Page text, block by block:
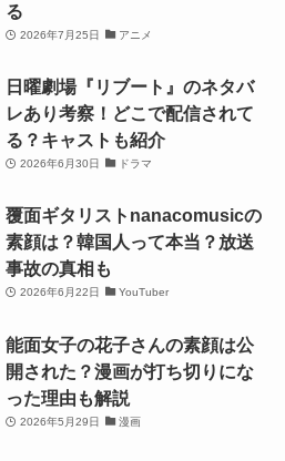
る
2026年7月25日 アニメ
日曜劇場『リブート』のネタバ
レあり考察！どこで配信されて
る？キャストも紹介
2026年6月30日 ドラマ
覆面ギタリストnanacomusicの
素顔は？韓国人って本当？放送
事故の真相も
2026年6月22日 YouTuber
能面女子の花子さんの素顔は公
開された？漫画が打ち切りにな
った理由も解説
2026年5月29日 漫画